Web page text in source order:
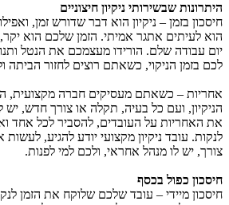
היתרונות שבשירותי ניקיון חיצוניים
חיסכון בזמן – ניקיון הוא דבר שדורש זמן,
הוא לעיתים אתגר אמיתי. הזמן שלכם הוא
יום עבודה שלם. הורידו מעצמכם את הנטל
לכם בזמן הניקוי, כשאתם רוצים לחזור הביתה
אחריות – כשאתם מעסיקים חברה מקצועית,
הניקיון, ועם כל בעיה, תקלה או צורך חדש, יש
את האחריות על העובדים, להסביר לכל אחד
לנקות. עובד ניקיון מקצועי יודע להגיע,
צורך, יש לו מנהל אחראי, ולכם למי לפנות.
חיסכון כפול בכסף
חיסכון מיידי – עובד שלכם שלוקח את הזמן